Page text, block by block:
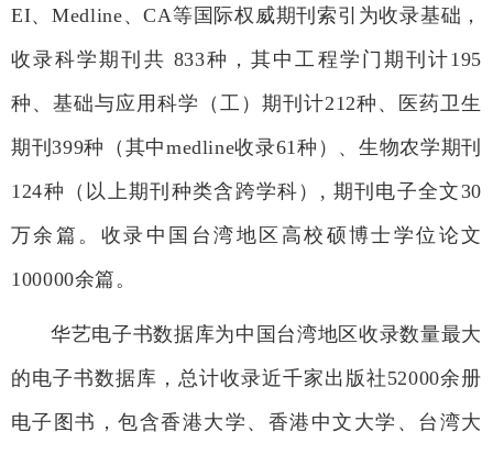
EI、Medline、CA等国际权威期刊索引为收录基础，
收录科学期刊共 833种，其中工程学门期刊计195
种、基础与应用科学（工）期刊计212种、医药卫生
期刊399种（其中medline收录61种）、生物农学期刊
124种（以上期刊种类含跨学科）, 期刊电子全文30
万余篇。收录中国台湾地区高校硕博士学位论文
100000余篇。
华艺电子书数据库为中国台湾地区收录数量最大
的电子书数据库，总计收录近千家出版社52000余册
电子图书，包含香港大学、香港中文大学、台湾大